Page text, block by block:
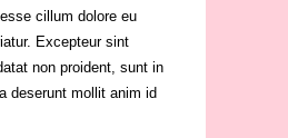
cillum dolore eu
Excepteur sint
non proident, sunt in
deserunt mollit anim id